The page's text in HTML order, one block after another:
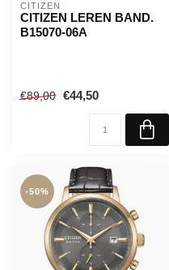
CITIZEN
CITIZEN LEREN BAND.
B15070-06A
€89,00 €44,50
-50%